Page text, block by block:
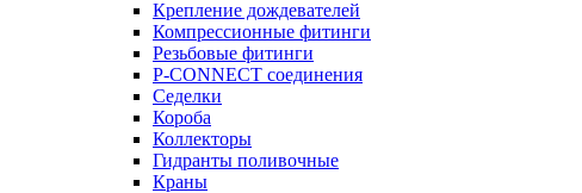
Крепление дождевателей
Компрессионные фитинги
Резьбовые фитинги
P-CONNECT соединения
Седелки
Короба
Коллекторы
Гидранты поливочные
Краны